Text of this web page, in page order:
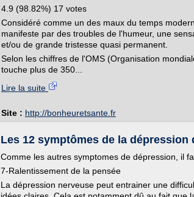
4.9 (98.82%) 17 votes
Considéré comme un des maux du temps
manifeste par des troubles de l'humeur, une
et/ou de grande tristesse quasi permanent.
Selon les chiffres de l'OMS (Organisation
touche plus de 350...
Lire la suite
Site : http://bonheuretsante.fr
Les 12 symptômes de la dépression
Comme les autres symptomes de dépression, il
7-Ralentissement de la pensée
La dépression nerveuse peut entrainer une